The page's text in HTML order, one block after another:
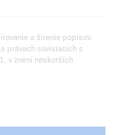
a šírenie popisov.
právach súvisiacich s
v znení neskorších